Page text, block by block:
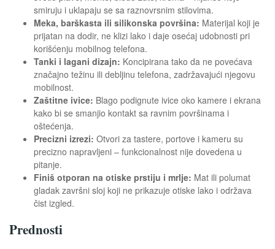
smiruju i uklapaju se sa raznovrsnim stilovima.
Meka, barškasta ili silikonska površina: Materijal koji je
prijatan na dodir, ne klizi lako i daje osećaj udobnosti pri
korišćenju mobilnog telefona.
Tanki i lagani dizajn: Koncipirana tako da ne povećava
značajno težinu ili debljinu telefona, zadržavajući njegovu
mobilnost.
Zaštitne ivice: Blago podignute ivice oko kamere i ekrana
kako bi se smanjio kontakt sa ravnim površinama i
oštećenja.
Precizni izrezi: Otvori za tastere, portove i kameru su
precizno napravljeni – funkcionalnost nije dovedena u
pitanje.
Finiš otporan na otiske prstiju i mrlje: Mat ili polumat
gladak završni sloj koji ne prikazuje otiske lako i održava
čist izgled.
Prednosti